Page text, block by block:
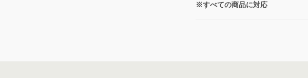
※すべての商品に対応